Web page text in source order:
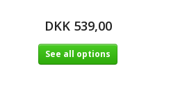
DKK 539,00
See all options